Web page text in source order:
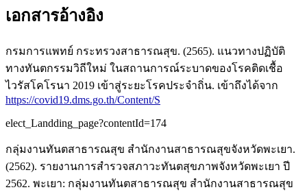
เอกสารอ้างอิง
กรมการแพทย์ กระทรวงสาธารณสุข. (2565). แนวทางปฏิบัติ
ทางทันตกรรมวิถีใหม่ ในสถานการณ์ระบาดของโรคติดเชื้อ
ไวรัสโคโรนา 2019 เข้าสู่ระยะโรคประจำถิ่น. เข้าถึงได้จาก
https://covid19.dms.go.th/Content/S
elect_Landding_page?contentId=174
กลุ่มงานทันตสาธารณสุข สำนักงานสาธารณสุขจังหวัดพะเยา.
(2562). รายงานการสำรวจสภาวะทันตสุขภาพจังหวัดพะเยา ปี
2562. พะเยา: กลุ่มงานทันตสาธารณสุข สำนักงานสาธารณสุข